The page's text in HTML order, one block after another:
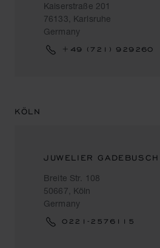
Kaiserstraße 201
76133, Karlsruhe
Germany
+49 (721) 929260
KÖLN
JUWELIER GADEBUSCH
Breite Str. 108
50667, Köln
Germany
0221-2576115